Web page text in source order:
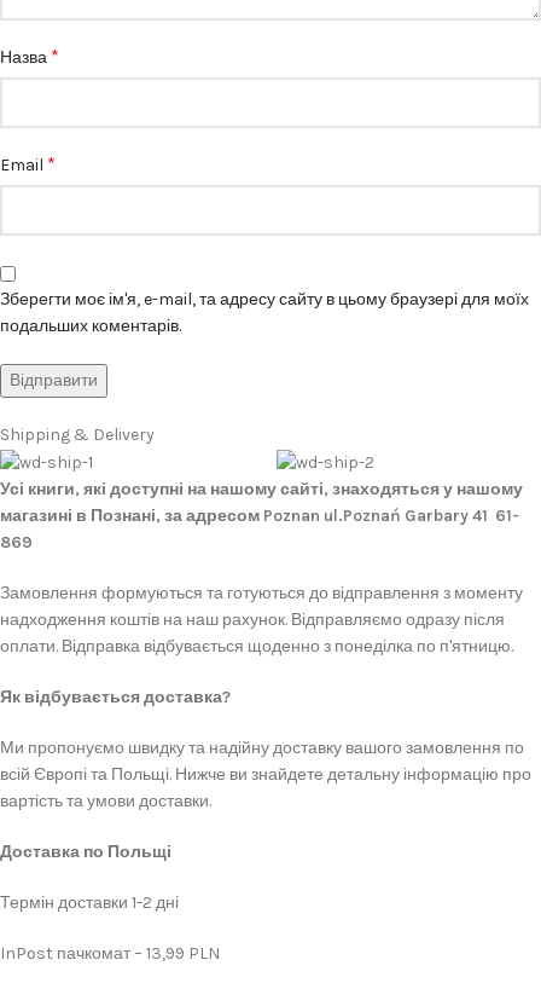
Назва *
Email *
Зберегти моє ім'я, e-mail, та адресу сайту в цьому браузері для моїх
подальших коментарів.
Shipping & Delivery
Усі книги, які доступні на нашому сайті, знаходяться у нашому
магазині в Познані, за адресом Poznan ul.Poznań Garbary 41 61-
869
Замовлення формуються та готуються до відправлення з моменту
надходження коштів на наш рахунок. Відправляємо одразу після
оплати. Відправка відбувається щоденно з понеділка по п'ятницю.
Як відбувається доставка?
Ми пропонуємо швидку та надійну доставку вашого замовлення по
всій Європі та Польщі. Нижче ви знайдете детальну інформацію про
вартість та умови доставки.
Доставка по Польщі
Термін доставки 1-2 дні
InPost пачкомат – 13,99 PLN